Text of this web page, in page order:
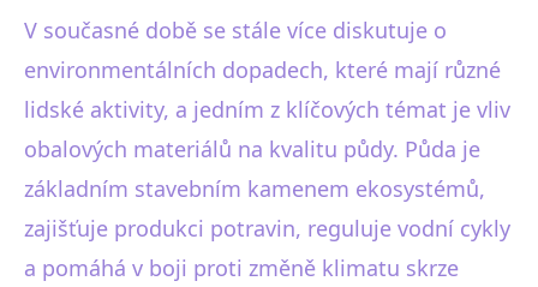
Dělat?
V současné době se stále více diskutuje o
environmentálních dopadech, které mají různé
lidské aktivity, a jedním z klíčových témat je vliv
obalových materiálů na kvalitu půdy. Půda je
základním stavebním kamenem ekosystémů,
zajišťuje produkci potravin, reguluje vodní cykly
a pomáhá v boji proti změně klimatu skrze